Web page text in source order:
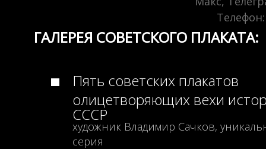
Телефон:
ГАЛЕРЕЯ СОВЕТСКОГО ПЛАКАТА:
Пять советских плакатов
олицетворяющих вехи
СССР
художник Владимир Сачков,
серия